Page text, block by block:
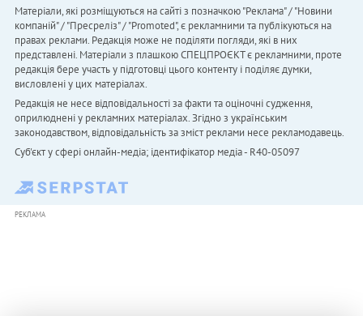
Матеріали, які розміщуються на сайті з позначкою "Реклама" / "Новини
компаній" / "Пресреліз" / "Promoted", є рекламними та публікуються на
правах реклами. Редакція може не поділяти погляди, які в них
представлені. Матеріали з плашкою СПЕЦПРОЄКТ є рекламними, проте
редакція бере участь у підготовці цього контенту і поділяє думки,
висловлені у цих матеріалах.
Редакція не несе відповідальності за факти та оціночні судження,
оприлюднені у рекламних матеріалах. Згідно з українським
законодавством, відповідальність за зміст реклами несе рекламодавець.
Cуб'єкт у сфері онлайн-медіа; ідентифікатор медіа - R40-05097
РЕКЛАМА